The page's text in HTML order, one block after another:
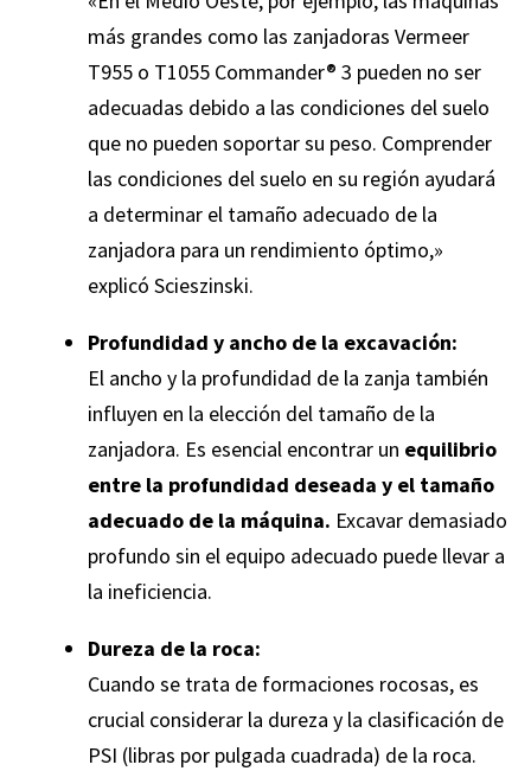
más grandes como las zanjadoras Vermeer
T955 o T1055 Commander® 3 pueden no ser
adecuadas debido a las condiciones del suelo
que no pueden soportar su peso. Comprender
las condiciones del suelo en su región ayudará
a determinar el tamaño adecuado de la
zanjadora para un rendimiento óptimo,»
explicó Scieszinski.
Profundidad y ancho de la excavación:
El ancho y la profundidad de la zanja también
influyen en la elección del tamaño de la
zanjadora. Es esencial encontrar un equilibrio
entre la profundidad deseada y el tamaño
adecuado de la máquina. Excavar demasiado
profundo sin el equipo adecuado puede llevar a
la ineficiencia.
Dureza de la roca:
Cuando se trata de formaciones rocosas, es
crucial considerar la dureza y la clasificación de
PSI (libras por pulgada cuadrada) de la roca.